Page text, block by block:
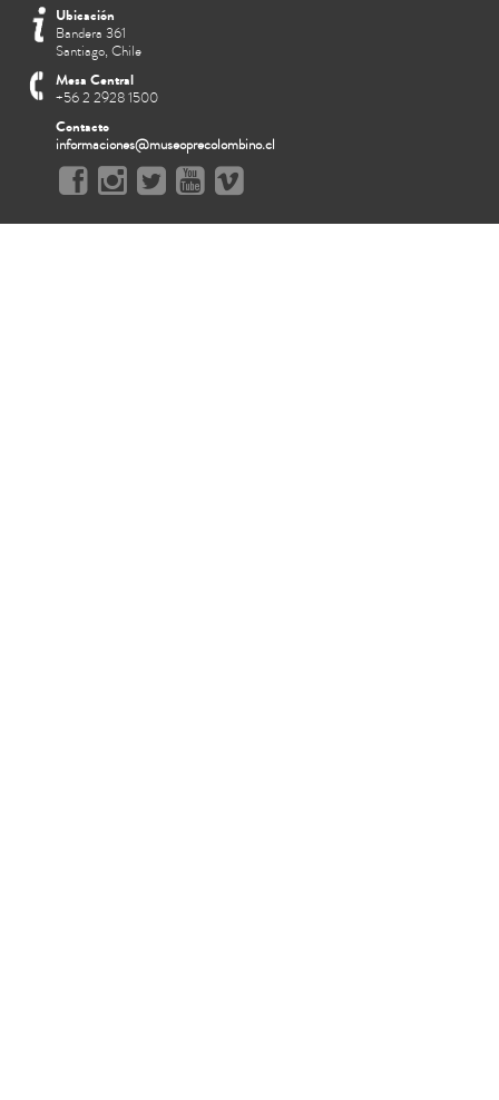
Ubicación
Bandera 361
Santiago, Chile
Mesa Central
+56 2 2928 1500
Contacto
informaciones@museoprecolombino.cl